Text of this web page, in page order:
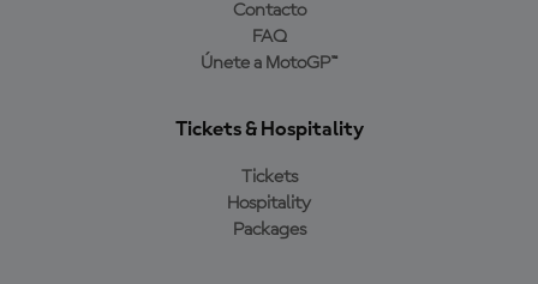
Contacto
FAQ
Únete a MotoGP™
Tickets & Hospitality
Tickets
Hospitality
Packages